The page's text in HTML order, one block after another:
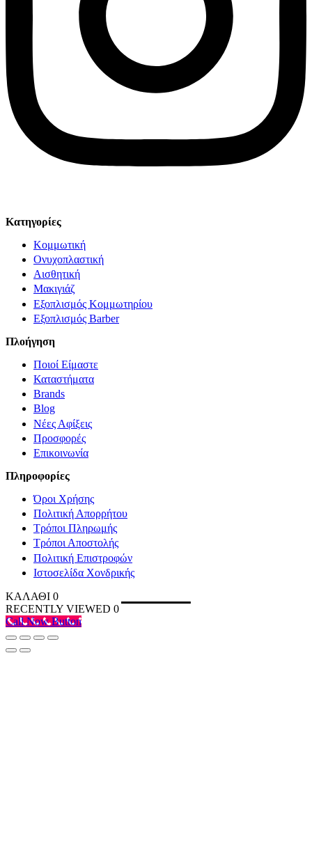
Κατηγορίες
Κομμωτική
Ονυχοπλαστική
Αισθητική
Μακιγιάζ
Εξοπλισμός Κομμωτηρίου
Εξοπλισμός Barber
Πλοήγηση
Ποιοί Είμαστε
Καταστήματα
Brands
Blog
Νέες Αφίξεις
Προσφορές
Επικοινωνία
Πληροφορίες
Όροι Χρήσης
Πολιτική Απορρήτου
Τρόποι Πληρωμής
Τρόποι Αποστολής
Πολιτική Επιστροφών
Ιστοσελίδα Χονδρικής
ΚΑΛΑΘΙ 0
RECENTLY VIEWED 0
Call Now Button